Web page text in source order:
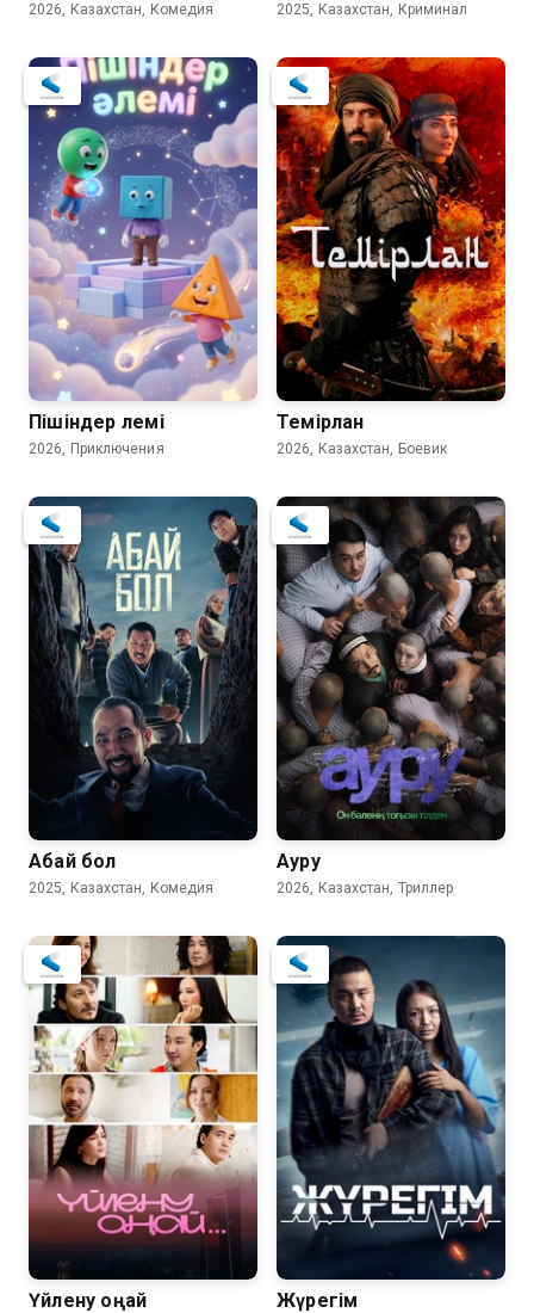
2026, Казахстан, Комедия 2025, Казахстан, Криминал
Пішіндер әлемі
2026, Приключения
7.3
Темірлан
2026, Казахстан, Боевик
Абай бол
2025, Казахстан, Комедия
7.6
Ауру
2026, Казахстан, Триллер
Үйлену оңай Жүрегім